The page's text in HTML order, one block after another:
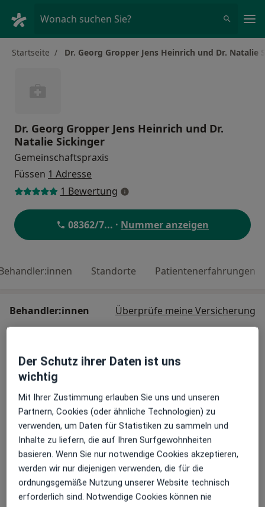
Wonach suchen Sie?
Startseite Dr. Georg Gropper Jens Heinrich und Dr. Natalie
Dr. Georg Gropper Jens Heinrich und Dr.
Natalie Sickinger
Gemeinschaftspraxis
Füssen 1 Adresse
1 Bewertung
08362/7... · Nummer anzeigen
Standorte Patientenerfahrungen
Behandler:innen Überprüfe meine Versicherung
Dr. Georg Gropper
Zahnarzt
Dr. Natalie Sickinger
Zahnärztin
4 Bewertungen
Jens Heinrich
Zahnarzt
Der Schutz ihrer Daten ist uns
wichtig
Mit Ihrer Zustimmung erlauben Sie uns und unseren
Partnern, Cookies (oder ähnliche Technologien) zu
verwenden, um Daten für Statistiken zu sammeln und
Inhalte zu liefern, die auf Ihren Surfgewohnheiten
basieren. Wenn Sie nur notwendige Cookies akzeptieren,
werden wir nur diejenigen verwenden, die für die
ordnungsgemäße Nutzung unserer Website technisch
erforderlich sind. Notwendige Cookies können nie